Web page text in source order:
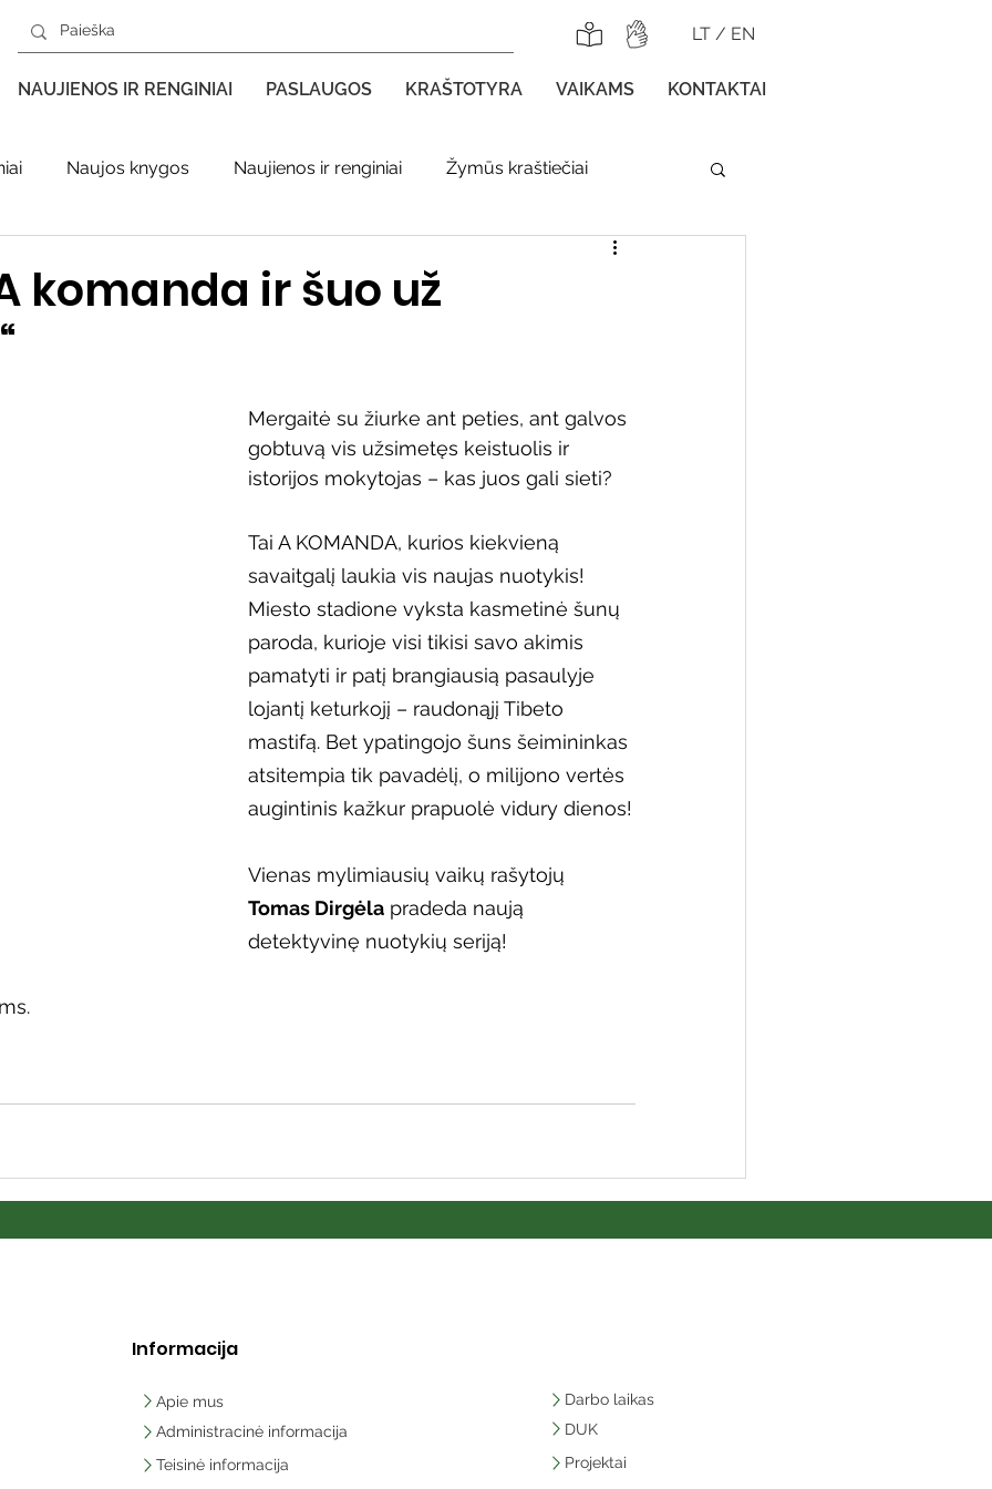
LT / EN
NAUJIENOS IR RENGINIAI PASLAUGOS KRAŠTOTYRA VAIKAMS KONTAKTAI
Naujos knygos Naujienos ir renginiai Žymūs kraštiečiai
Kilnojamos parodos
Literatų klubo veikla Naujos knygos vaikams
Žymios datos Mobilioji biblioteka
komanda ir šuo už
Mergaitė su žiurke ant peties, ant galvos
gobtuvą vis užsimetęs keistuolis ir
istorijos mokytojas – kas juos gali sieti?
Tai A KOMANDA, kurios kiekvieną
savaitgalį laukia vis naujas nuotykis!
Miesto stadione vyksta kasmetinė šunų
paroda, kurioje visi tikisi savo akimis
pamatyti ir patį brangiausią pasaulyje
lojantį keturkojį – raudonąjį Tibeto
mastifą. Bet ypatingojo šuns šeimininkas
atsitempia tik pavadėlį, o milijono vertės
augintinis kažkur prapuolė vidury dienos!
Vienas mylimiausių vaikų rašytojų
Tomas Dirgėla pradeda naują
detektyvinę nuotykių seriją!
Informacija
Apie mus
Administracinė informacija
Teisinė informacija
Darbo laikas
DUK
Projektai